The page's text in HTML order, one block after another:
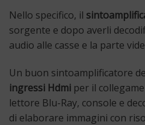
Nello specifico, il
sorgente e dopo averli
audio alle casse e la parte
Un buon sintoamplificatore
ingressi Hdmi per il
lettore Blu-Ray, console e
di elaborare immagini con